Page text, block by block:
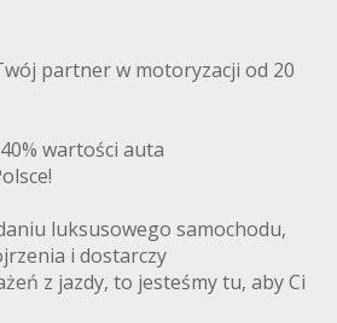
partner w motoryzacji od 20
wartości auta
luksusowego samochodu,
i dostarczy
z jazdy, to jesteśmy tu, aby Ci